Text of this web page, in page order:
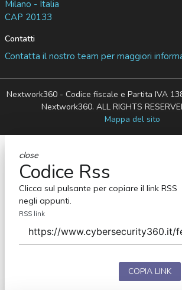
Milano - Italia
CAP 20133
Contatti
Contatta il nostro team per maggiori
Nextwork360 - Codice fiscale e Partita IVA
Nextwork360. ALL RIGHTS
Mappa del sito
close
Codice Rss
Clicca sul pulsante per copiare il link RSS
negli appunti.
RSS link
COPIA LINK